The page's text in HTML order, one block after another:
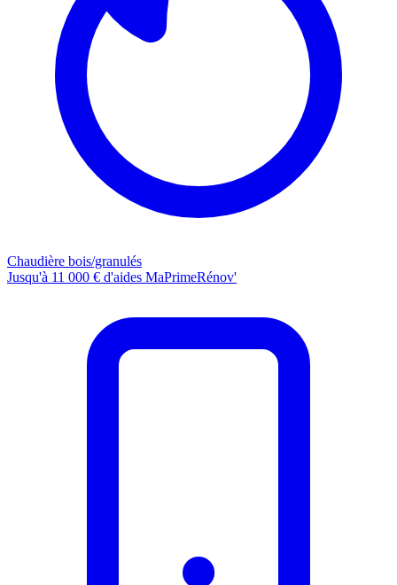
Chaudière bois/granulés
Jusqu'à 11 000 € d'aides MaPrimeRénov'